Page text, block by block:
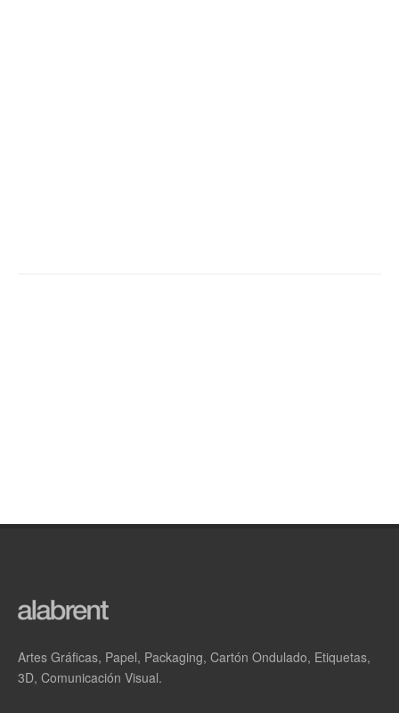
Artes Gráficas, Papel, Packaging, Cartón Ondulado, Etiquetas,
3D, Comunicación Visual.